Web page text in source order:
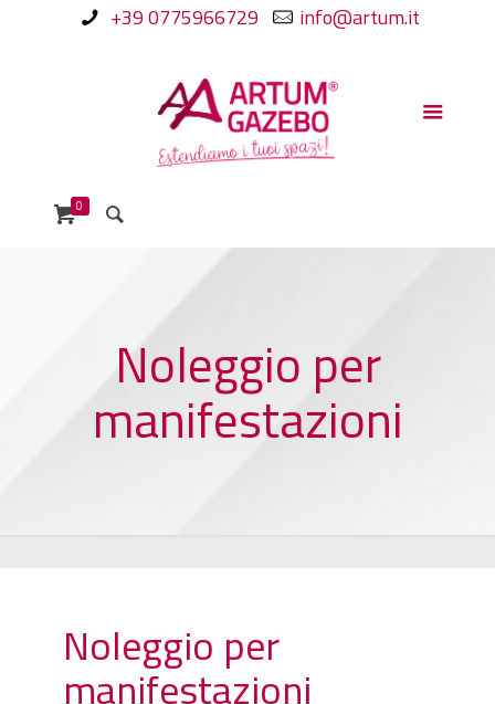
+39 0775966729 info@artum.it
0
Noleggio per
manifestazioni
Noleggio per
manifestazioni